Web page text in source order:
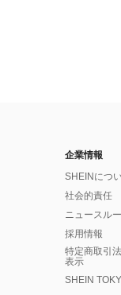
企業情報
SHEINにつ
社会的責任
ニュースル
採用情報
特定商取引
表示
SHEIN